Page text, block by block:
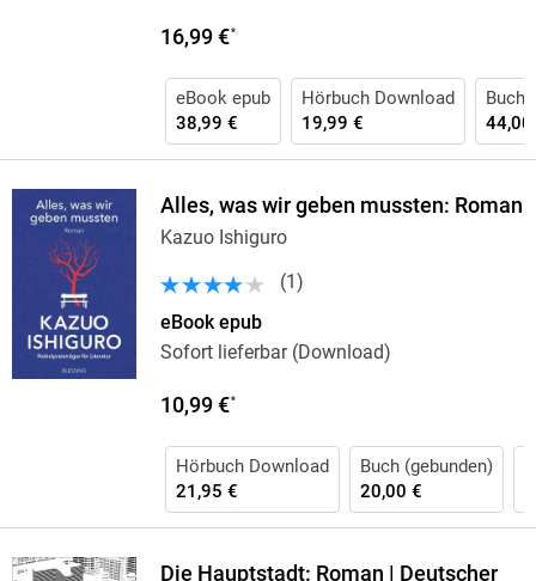
16,99 €*
eBook epub
38,99 €
Hörbuch Download
19,99 €
Buch
44,00
Alles, was wir geben mussten: Roman
Kazuo Ishiguro
(1 )
eBook epub
Sofort lieferbar (Download)
10,99 €*
Hörbuch Download
21,95 €
Buch (gebunden)
20,00 €
Die Hauptstadt: Roman | Deutscher